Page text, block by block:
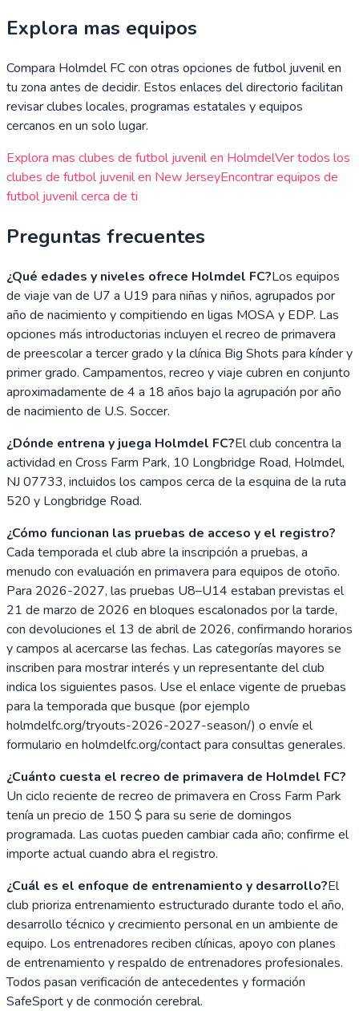
Explora mas equipos
Compara Holmdel FCcon otras opciones de futbol juvenil en
tu zona antes de decidir. Estos enlaces del directorio facilitan
revisar clubes locales, programas estatales y equipos
cercanos en un solo lugar.
Explora mas clubes de futbol juvenil en HolmdelVer todos los
clubes de futbol juvenil en New JerseyEncontrar equipos de
futbol juvenil cerca de ti
Preguntas frecuentes
¿Qué edades y niveles ofrece Holmdel FC?Los equipos
de viaje van de U7 a U19 para niñas y niños, agrupados por
año de nacimiento y compitiendo en ligas MOSA y EDP. Las
opciones más introductorias incluyen el recreo de primavera
de preescolar a tercer grado y la clínica Big Shots para kínder y
primer grado. Campamentos, recreo y viaje cubren en conjunto
aproximadamente de 4 a 18 años bajo la agrupación por año
de nacimiento de U.S. Soccer.
¿Dónde entrena y juega Holmdel FC?El club concentra la
actividad en Cross Farm Park, 10 Longbridge Road, Holmdel,
NJ 07733, incluidos los campos cerca de la esquina de la ruta
520 y Longbridge Road.
¿Cómo funcionan las pruebas de acceso y el registro?
Cada temporada el club abre la inscripción a pruebas, a
menudo con evaluación en primavera para equipos de otoño.
Para 2026-2027, las pruebas U8–U14 estaban previstas el
21 de marzo de 2026 en bloques escalonados por la tarde,
con devoluciones el 13 de abril de 2026, confirmando horarios
y campos al acercarse las fechas. Las categorías mayores se
inscriben para mostrar interés y un representante del club
indica los siguientes pasos. Use el enlace vigente de pruebas
para la temporada que busque (por ejemplo
holmdelfc.org/tryouts-2026-2027-season/) o envíe el
formulario en holmdelfc.org/contact para consultas generales.
¿Cuánto cuesta el recreo de primavera de Holmdel FC?
Un ciclo reciente de recreo de primavera en Cross Farm Park
tenía un precio de 150 $ para su serie de domingos
programada. Las cuotas pueden cambiar cada año; confirme el
importe actual cuando abra el registro.
¿Cuál es el enfoque de entrenamiento y desarrollo?El
club prioriza entrenamiento estructurado durante todo el año,
desarrollo técnico y crecimiento personal en un ambiente de
equipo. Los entrenadores reciben clínicas, apoyo con planes
de entrenamiento y respaldo de entrenadores profesionales.
Todos pasan verificación de antecedentes y formación
SafeSport y de conmoción cerebral.